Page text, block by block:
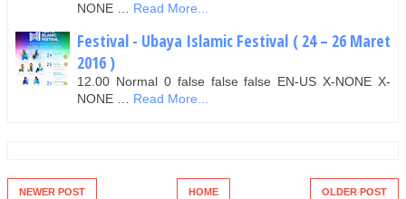
NONE …
Read More...
Festival - Ubaya Islamic Festival ( 24 – 26 Maret
2016 )
12.00 Normal 0 false false false EN-US X-NONE X-
NONE …
Read More...
NEWER POST OLDER POST
HOME